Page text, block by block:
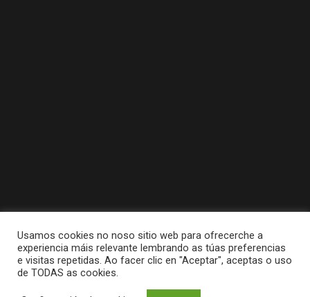
Usamos cookies no noso sitio web para ofrecerche a
experiencia máis relevante lembrando as túas preferencias
e visitas repetidas. Ao facer clic en "Aceptar", aceptas o uso
de TODAS as cookies.